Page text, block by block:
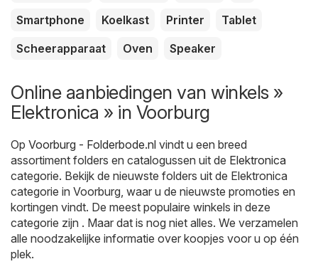
Smartphone
Koelkast Printer
Tablet
Scheerapparaat
Oven Speaker
Online aanbiedingen van winkels »
Elektronica » in Voorburg
Op Voorburg - Folderbode.nl vindt u een breed
assortiment folders en catalogussen uit de Elektronica
categorie. Bekijk de nieuwste folders uit de Elektronica
categorie in Voorburg, waar u de nieuwste promoties en
kortingen vindt. De meest populaire winkels in deze
categorie zijn . Maar dat is nog niet alles. We verzamelen
alle noodzakelijke informatie over koopjes voor u op één
plek.